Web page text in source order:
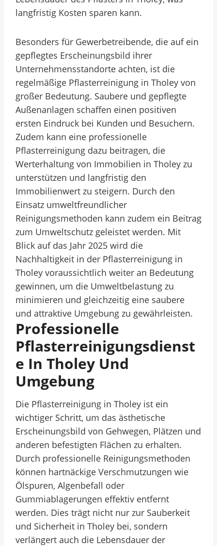
langfristig Kosten sparen kann.
Besonders für Gewerbetreibende, die auf ein
gepflegtes Erscheinungsbild ihrer
Unternehmensstandorte achten, ist die
regelmäßige Pflasterreinigung in Tholey von
großer Bedeutung. Saubere und gepflegte
Außenanlagen schaffen einen positiven
ersten Eindruck bei Kunden und Besuchern.
Zudem kann eine professionelle
Pflasterreinigung dazu beitragen, die
Werterhaltung von Immobilien in Tholey zu
unterstützen und langfristig den
Immobilienwert zu steigern. Durch den
Einsatz umweltfreundlicher
Reinigungsmethoden kann zudem ein Beitrag
zum Umweltschutz geleistet werden. Mit
Blick auf das Jahr 2025 wird die
Nachhaltigkeit in der Pflasterreinigung in
Tholey voraussichtlich weiter an Bedeutung
gewinnen, um die Umweltbelastung zu
minimieren und gleichzeitig eine saubere
und attraktive Umgebung zu gewährleisten.
Professionelle
Pflasterreinigungsdienst
E In Tholey Und
Umgebung
Die Pflasterreinigung in Tholey ist ein
wichtiger Schritt, um das ästhetische
Erscheinungsbild von Gehwegen, Plätzen und
anderen befestigten Flächen zu erhalten.
Durch professionelle Reinigungsmethoden
können hartnäckige Verschmutzungen wie
Ölspuren, Algenbefall oder
Gummiablagerungen effektiv entfernt
werden. Dies trägt nicht nur zur Sauberkeit
und Sicherheit in Tholey bei, sondern
verlängert auch die Lebensdauer der